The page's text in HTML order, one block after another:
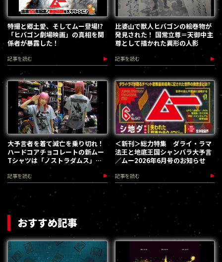
特撮と郷土愛、そしてムー登場!?
「ヒバゴン劇場映画」の真相を関
係者が暴露した！
記事を読む
比婆山で獣人ヒバゴンの絵巻物が
発見された！ 国常立尊＝天御中主
尊として描かれた異形の人影
記事を読む
大予言者を着て滅亡を乗り切れ！
ハードコアチョコレートの新ムー
Tシャツは「ノストラダムス」デ
ザイン
記事を読む
＜新刊＞総力特集 ダライ・ラマ
法王と地底王国シャンバラ大予言
／ムー2026年6月号のお知らせ
記事を読む
おすすめ記事